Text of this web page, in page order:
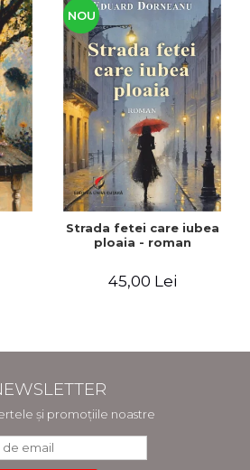
NOU
Strada fetei care iubea
ploaia - roman
45,00 Lei
și promoțiile noastre